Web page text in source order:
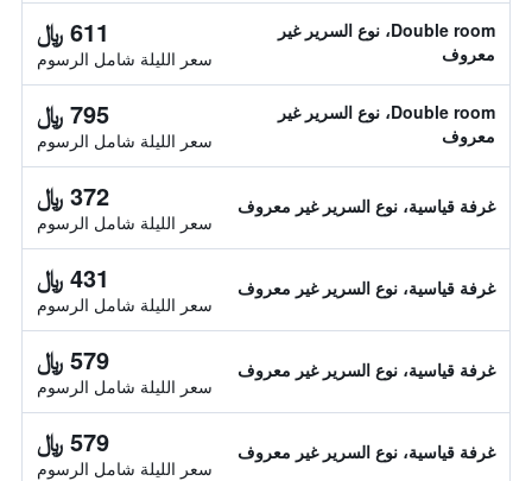
Double room، نوع السرير غير
معروف
611 ﷼
سعر الليلة شامل الرسوم
Double room، نوع السرير غير
معروف
795 ﷼
سعر الليلة شامل الرسوم
غرفة قياسية، نوع السرير غير معروف 372 ﷼
سعر الليلة شامل الرسوم
غرفة قياسية، نوع السرير غير معروف 431 ﷼
سعر الليلة شامل الرسوم
غرفة قياسية، نوع السرير غير معروف 579 ﷼
سعر الليلة شامل الرسوم
غرفة قياسية، نوع السرير غير معروف 579 ﷼
سعر الليلة شامل الرسوم